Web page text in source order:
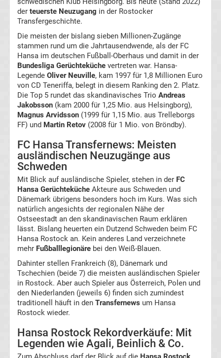
Ergebnisse
2.
Liga
Ergebnisse
3.
Ergebnisse
3.
Liga
Tabelle
Pokal
Ergebnisse
Champions
League
der teuerste Neuzugang in der Rostocker
Transfergeschichte.
Die meisten der bislang sieben Millionen-Zugänge
stammen rund um die Jahrtausendwende, als der FC
Hansa im deutschen Fußball-Oberhaus und damit in der
Bundesliga Gerüchteküche vertreten war. Hansa-
Legende Oliver Neuville, kam 1997 für 1,8 Millionen Euro
von CD Teneriffa, belegt in diesem Ranking den 2. Platz.
Die Top 5 rundet das skandinavisches Trio Andreas
Jakobsson (kam 2000 für 1,25 Mio. aus Helsingborg),
Magnus Arvidsson (1999 für 1,15 Mio. aus Trelleborgs
FF) und Martin Retov (2008 für 1 Mio. von Bröndby).
FC Hansa Transfernews: Meisten
ausländischen Neuzugänge aus
Schweden
Mit Blick auf ausländische Spieler, stehen in der FC
Hansa Gerüchteküche Akteure aus Schweden und
Dänemark übrigens besonders hoch im Kurs. Was sich
natürlich angesichts der regionalen Nähe der
Ostseestadt an den skandinavischen Raum erklären
lässt. Bislang heuerten ein Dutzend Schweden beim FC
Hansa Rostock an. Kein anderes Land verzeichnete
mehr Fußballlegionäre bei den Weiß-Blauen.
Dahinter stellen Frankreich (8), Dänemark und
Tschechien (beide 7) die meisten ausländischen Spieler
in Rostock. Aber auch Spieler aus Österreich, Polen und
den Niederlanden (jeweils 6) finden sich zumindest
traditionell häuft in den Transfernews um Hansa
Rostock wieder.
Hansa Rostock Rekordverkäufe: Mit
Legenden wie Agali, Beinlich & Co.